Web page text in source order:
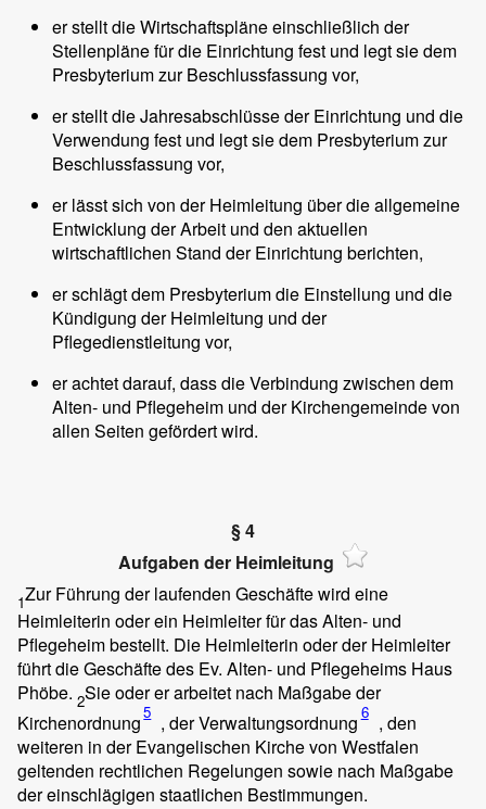
er stellt die Wirtschaftspläne einschließlich der
Stellenpläne für die Einrichtung fest und legt sie dem
Presbyterium zur Beschlussfassung vor,
er stellt die Jahresabschlüsse der Einrichtung und die
Verwendung fest und legt sie dem Presbyterium zur
Beschlussfassung vor,
er lässt sich von der Heimleitung über die allgemeine
Entwicklung der Arbeit und den aktuellen
wirtschaftlichen Stand der Einrichtung berichten,
er schlägt dem Presbyterium die Einstellung und die
Kündigung der Heimleitung und der
Pflegedienstleitung vor,
er achtet darauf, dass die Verbindung zwischen dem
Alten- und Pflegeheim und der Kirchengemeinde von
allen Seiten gefördert wird.
§ 4
Aufgaben der Heimleitung
1Zur Führung der laufenden Geschäfte wird eine
Heimleiterin oder ein Heimleiter für das Alten- und
Pflegeheim bestellt. Die Heimleiterin oder der Heimleiter
führt die Geschäfte des Ev. Alten- und Pflegeheims Haus
Phöbe. 2Sie oder er arbeitet nach Maßgabe der
Kirchenordnung5 , der Verwaltungsordnung 6 , den
weiteren in der Evangelischen Kirche von Westfalen
geltenden rechtlichen Regelungen sowie nach Maßgabe
der einschlägigen staatlichen Bestimmungen.